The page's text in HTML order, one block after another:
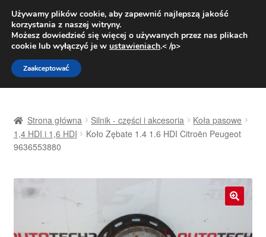
DOSTAWA od 31 zł
Pn.-pt. 9:00-16:00800 003 167
Przejdź
do
nawigacji
Przejdź
do
treści
Dostawa
Kontakt
Moje konto
Strona główna Silnik - części i akcesoria
Koła pasowe
1,4 HDI i 1,6 HDI
Koło Zębate 1.4 1.6 HDI Citroën Peugeot
9636553880
Używamy plików cookie, aby zapewnić najlepszą jakość
korzystania z naszej witryny.
Możesz dowiedzieć się więcej o używanych przez nas plikach
cookie lub wyłączyć je w ustawieniach.< /p>
Zaakceptować